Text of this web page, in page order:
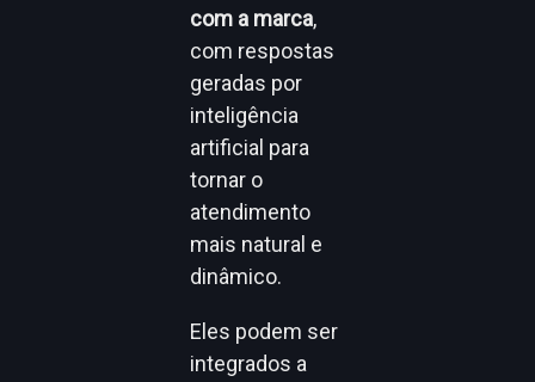
com a marca,
com respostas
geradas por
inteligência
artificial para
tornar o
atendimento
mais natural e
dinâmico.
Eles podem ser
integrados a